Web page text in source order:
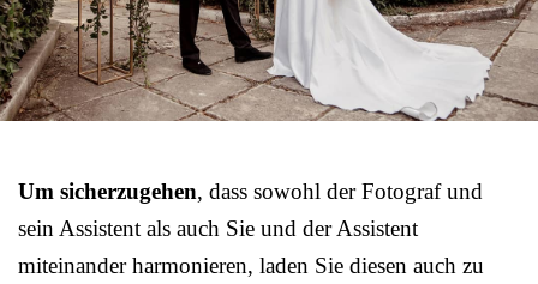
Um sicherzugehen, dass sowohl der Fotograf und
sein Assistent als auch Sie und der Assistent
miteinander harmonieren, laden Sie diesen auch zu